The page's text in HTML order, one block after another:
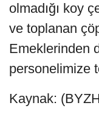
olmadığı koy
ve toplanan
Emeklerinden
personelimize
Kaynak: